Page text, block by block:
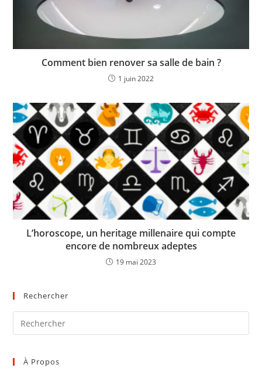
Comment bien renover sa salle de bain ?
1 juin 2022
L’horoscope, un heritage millenaire qui compte
encore de nombreux adeptes
19 mai 2023
Rechercher
À Propos